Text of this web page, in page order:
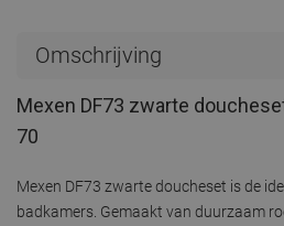
Omschrijving
Mexen DF73 zwarte
70
Mexen DF73 zwarte doucheset is de
badkamers. Gemaakt van duurzaam